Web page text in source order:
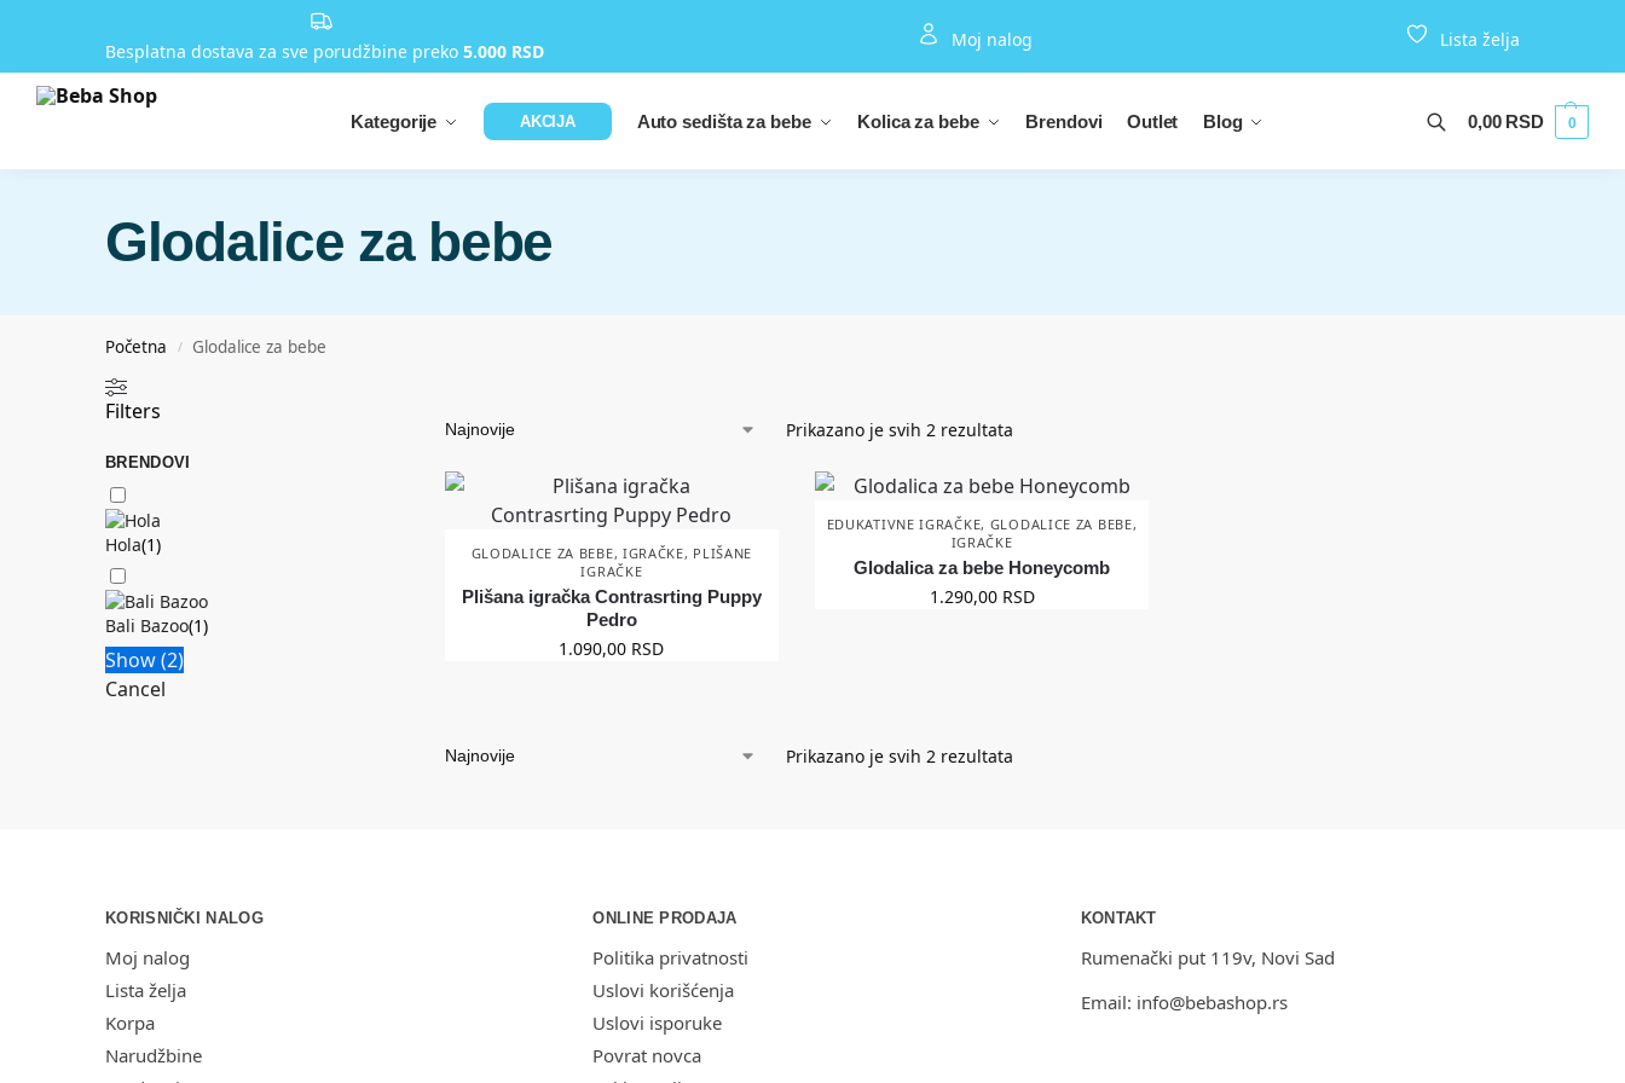
Besplatna dostava za sve porudžbine preko 5.000 RSD
Moj nalog Lista želja
Kategorije AKCIJA Auto sedišta za bebe Kolica za bebe Brendovi Outlet Blog 0,00 RSD 0
Glodalice za bebe
Početna / Glodalice za bebe
Prikazano je svih 2 rezultata
GLODALICE ZA BEBE, IGRAČKE, PLIŠANE
IGRAČKE
Plišana igračka Contrasrting Puppy
Pedro
1.090,00 RSD
EDUKATIVNE IGRAČKE, GLODALICE ZA BEBE,
IGRAČKE
Glodalica za bebe Honeycomb
1.290,00 RSD
Prikazano je svih 2 rezultata
Filters
BRENDOVI
Hola(1)
Bali Bazoo(1)
Show(2)
Cancel
KORISNIČKI NALOG
Moj nalog
Lista želja
Korpa
Narudžbine
ONLINE PRODAJA
Politika privatnosti
Uslovi korišćenja
Uslovi isporuke
Povrat novca
KONTAKT
Rumenački put 119v, Novi Sad
Email: info@bebashop.rs